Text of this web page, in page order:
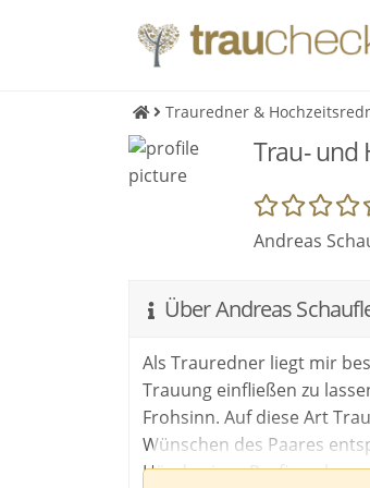
Trauredner &
Trau- und
Andreas
Über Andreas
Als Trauredner liegt mir
Trauung einfließen zu
Frohsinn. Auf diese Art
Wünschen des Paares
Hände eines Profis zu